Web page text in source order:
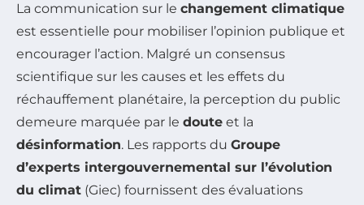
La communication sur le changement climatique
est essentielle pour mobiliser l’opinion publique et
encourager l’action. Malgré un consensus
scientifique sur les causes et les effets du
réchauffement planétaire, la perception du public
demeure marquée par le doute et la
désinformation. Les rapports du Groupe
d’experts intergouvernemental sur l’évolution
du climat (Giec) fournissent des évaluations